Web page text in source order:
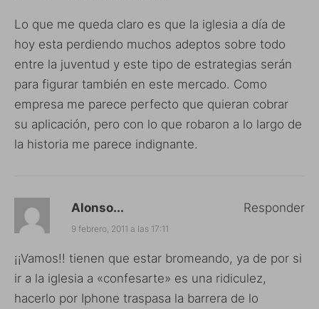
Lo que me queda claro es que la iglesia a día de
hoy esta perdiendo muchos adeptos sobre todo
entre la juventud y este tipo de estrategias serán
para figurar también en este mercado. Como
empresa me parece perfecto que quieran cobrar
su aplicación, pero con lo que robaron a lo largo de
la historia me parece indignante.
Alonso...
9 febrero, 2011 a las 17:11
¡¡Vamos!! tienen que estar bromeando, ya de por si
ir a la iglesia a «confesarte» es una ridiculez,
hacerlo por Iphone traspasa la barrera de lo
Responder